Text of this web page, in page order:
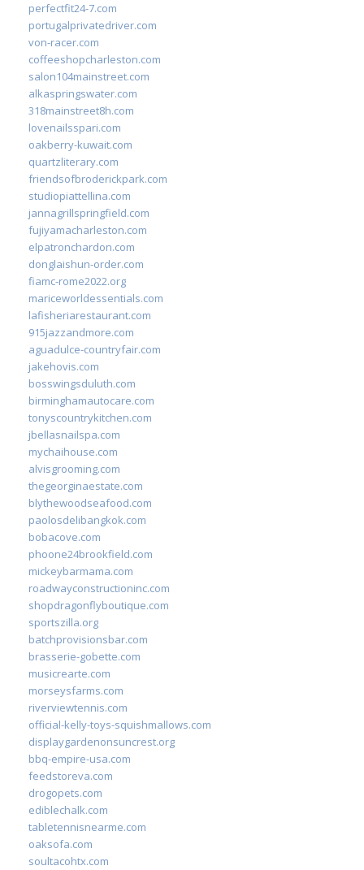
perfectfit24-7.com
portugalprivatedriver.com
von-racer.com
coffeeshopcharleston.com
salon104mainstreet.com
alkaspringswater.com
318mainstreet8h.com
lovenailsspari.com
oakberry-kuwait.com
quartzliterary.com
friendsofbroderickpark.com
studiopiattellina.com
jannagrillspringfield.com
fujiyamacharleston.com
elpatronchardon.com
donglaishun-order.com
fiamc-rome2022.org
mariceworldessentials.com
lafisheriarestaurant.com
915jazzandmore.com
aguadulce-countryfair.com
jakehovis.com
bosswingsduluth.com
birminghamautocare.com
tonyscountrykitchen.com
jbellasnailspa.com
mychaihouse.com
alvisgrooming.com
thegeorginaestate.com
blythewoodseafood.com
paolosdelibangkok.com
bobacove.com
phoone24brookfield.com
mickeybarmama.com
roadwayconstructioninc.com
shopdragonflyboutique.com
sportszilla.org
batchprovisionsbar.com
brasserie-gobette.com
musicrearte.com
morseysfarms.com
riverviewtennis.com
official-kelly-toys-squishmallows.com
displaygardenonsuncrest.org
bbq-empire-usa.com
feedstoreva.com
drogopets.com
ediblechalk.com
tabletennisnearme.com
oaksofa.com
soultacohtx.com